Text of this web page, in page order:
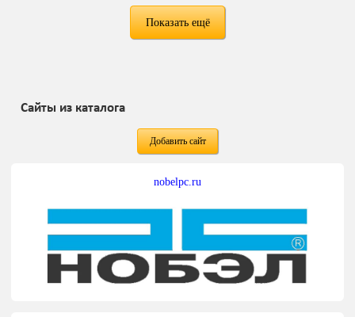
Показать ещё
Сайты из каталога
Добавить сайт
nobelpc.ru